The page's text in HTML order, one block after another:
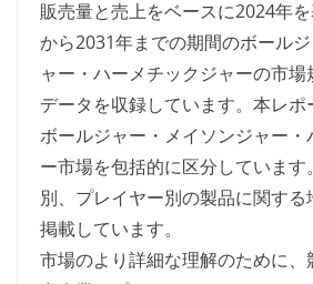
販売量と売上をベースに2024年
から2031年までの期間のボール
ャー・ハーメチックジャーの市
データを収録しています。本レ
ボールジャー・メイソンジャー・
ー市場を包括的に区分していま
別、プレイヤー別の製品に関する
掲載しています。
市場のより詳細な理解のために